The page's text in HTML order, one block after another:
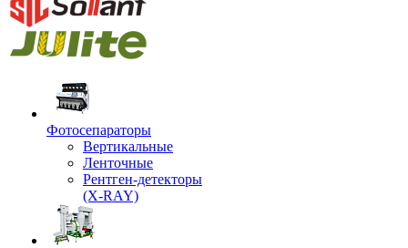
Фотосепараторы
Вертикальные
Ленточные
Рентген-детекторы
(X-RAY)